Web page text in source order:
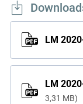
LM
LM
3,31 MB